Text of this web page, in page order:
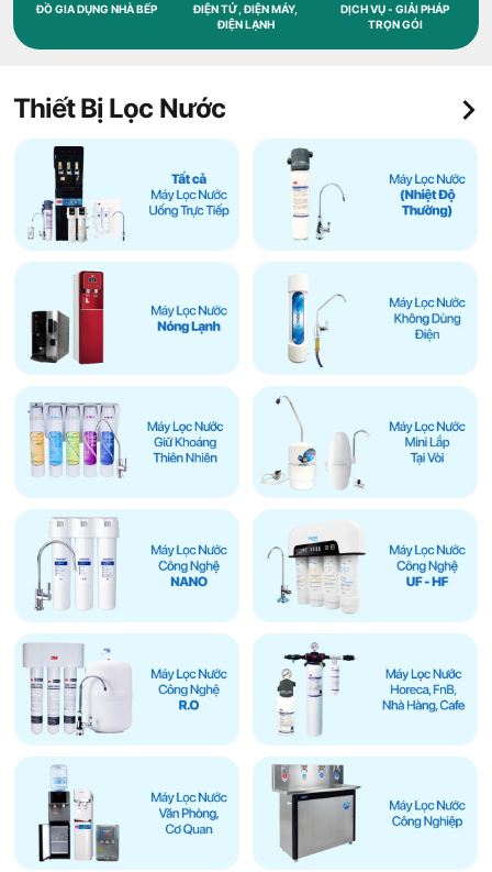
ĐỒ GIA DỤNG NHÀ BẾP
ĐIỆN TỬ, ĐIỆN MÁY,
ĐIỆN LẠNH
DỊCH VỤ - GIẢI PHÁP
TRỌN GÓI
Thiết Bị Lọc Nước